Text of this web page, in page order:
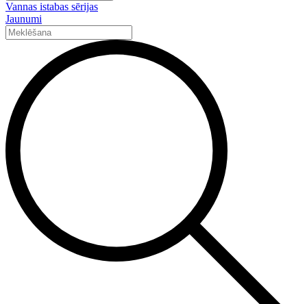
Vannas istabas sērijas
Jaunumi